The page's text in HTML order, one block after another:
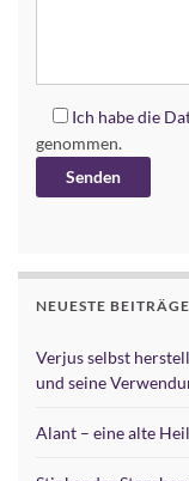
Ich habe die
genommen.
NEUESTE BEITRÄGE
Verjus selbst
und seine
Alant – eine alte